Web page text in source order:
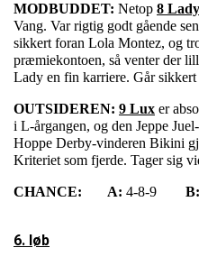
MODBUDDET: Netop 8
Vang. Var rigtig godt gående
sikkert foran Lola Montez, og
præmiekontoen, så venter der
Lady en fin karriere. Går
OUTSIDEREN: 9 Lux er
i L-årgangen, og den Jeppe
Hoppe Derby-vinderen Bikini
Kriteriet som fjerde. Tager sig
CHANCE: A: 4-8-9 B:
6. løb